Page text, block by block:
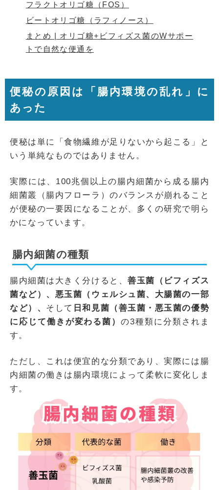
フラクトオリゴ糖（FOS）
ビートオリゴ糖（ラフィノース）
まとめ | オリゴ糖+ビフィズス菌のWサポー
トで自然な便通を
便秘の原因は「腸内環境の乱れ」に
あった
便秘は単に「食物繊維が足りないから起こる」と
いう単純なものではありません。
実際には、100兆個以上の腸内細菌から成る腸内
細菌叢（腸内フローラ）のバランスが崩れること
が便秘の一要因になることが、多くの研究で明ら
かになっています。
腸内細菌の種類
腸内細菌は大きく分けると、善玉菌（ビフィズス
菌など）、悪玉菌（ウェルシュ菌、大腸菌の一部
など）、 そして 日和見菌（善玉菌・悪玉菌の優勢
に応じて働きが変わる菌）の3種類に分類されま
す。
ただし、これは便宜的な分類であり、実際には腸
内細菌の働きは腸内環境によって柔軟に変化しま
す。